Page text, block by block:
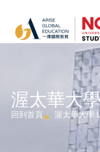
渥太華大
回到首頁 渥太華大學